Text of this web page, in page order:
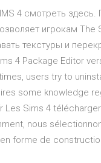
4 смотреть
игрокам The
текстуры и
4 Package Editor
users try to
some knowledge
Les Sims 4
nous
forme de